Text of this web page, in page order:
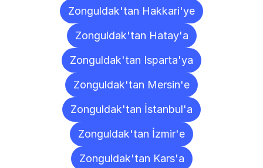
Zonguldak'tan Hakkari'ye
Zonguldak'tan Hatay'a
Zonguldak'tan Isparta'ya
Zonguldak'tan Mersin'e
Zonguldak'tan İstanbul'a
Zonguldak'tan İzmir'e
Zonguldak'tan Kars'a